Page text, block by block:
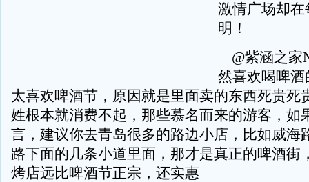
激情广场却
明！
@紫涵之家
然喜欢喝啤
太喜欢啤酒节，原因就是里面卖的东西死贵死
姓根本就消费不起，那些慕名而来的游客，如
言，建议你去青岛很多的路边小店，比如威海
路下面的几条小道里面，那才是真正的啤酒街
烤店远比啤酒节正宗，还实惠